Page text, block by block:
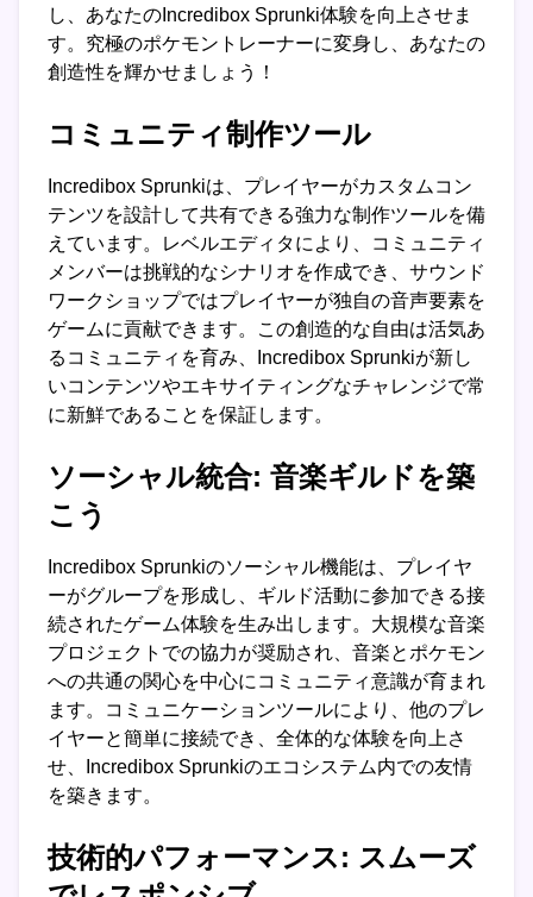
し、あなたのIncredibox Sprunki体験を向上させま
す。究極のポケモントレーナーに変身し、あなたの
創造性を輝かせましょう！
コミュニティ制作ツール
Incredibox Sprunkiは、プレイヤーがカスタムコン
テンツを設計して共有できる強力な制作ツールを備
えています。レベルエディタにより、コミュニティ
メンバーは挑戦的なシナリオを作成でき、サウンド
ワークショップではプレイヤーが独自の音声要素を
ゲームに貢献できます。この創造的な自由は活気あ
るコミュニティを育み、Incredibox Sprunkiが新し
いコンテンツやエキサイティングなチャレンジで常
に新鮮であることを保証します。
ソーシャル統合: 音楽ギルドを築
こう
Incredibox Sprunkiのソーシャル機能は、プレイヤ
ーがグループを形成し、ギルド活動に参加できる接
続されたゲーム体験を生み出します。大規模な音楽
プロジェクトでの協力が奨励され、音楽とポケモン
への共通の関心を中心にコミュニティ意識が育まれ
ます。コミュニケーションツールにより、他のプレ
イヤーと簡単に接続でき、全体的な体験を向上さ
せ、Incredibox Sprunkiのエコシステム内での友情
を築きます。
技術的パフォーマンス: スムーズ